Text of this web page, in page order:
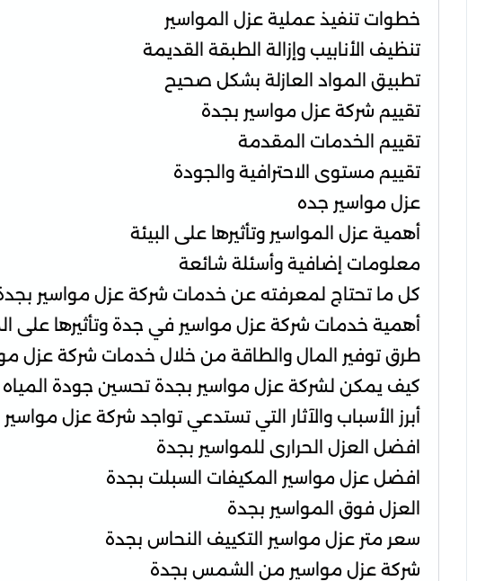
خطوات تنفيذ عملية عزل المواسير
تنظيف الأنابيب وإزالة الطبقة القديمة
تطبيق المواد العازلة بشكل صحيح
تقييم شركة عزل مواسير بجدة
تقييم الخدمات المقدمة
تقييم مستوى الاحترافية والجودة
عزل مواسير جده
أهمية عزل المواسير وتأثيرها على البيئة
معلومات إضافية وأسئلة شائعة
كل ما تحتاج لمعرفته عن خدمات شركة عزل مواسير
أهمية خدمات شركة عزل مواسير في جدة وتأثيرها على
طرق توفير المال والطاقة من خلال خدمات شركة عزل
كيف يمكن لشركة عزل مواسير بجدة تحسين جودة المياه
أبرز الأسباب والآثار التي تستدعي تواجد شركة عزل
افضل العزل الحرارى للمواسير بجدة
افضل عزل مواسير المكيفات السبلت بجدة
العزل فوق المواسير بجدة
سعر متر عزل مواسير التكييف النحاس بجدة
شركة عزل مواسير من الشمس بجدة